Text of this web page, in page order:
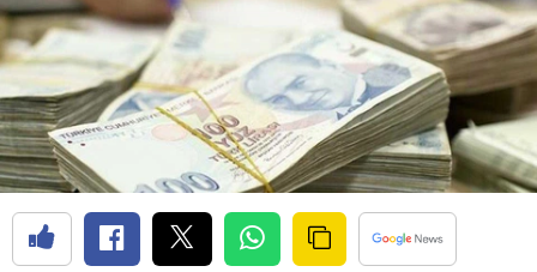
Bolu
Burdur
Bursa
Çanakkale
Çankırı